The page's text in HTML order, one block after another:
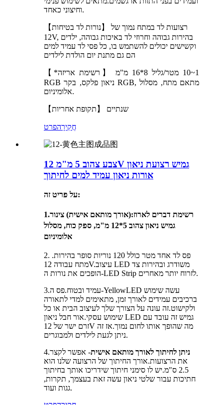
וחיצוני כאחד.
【נורות לד בטיחות】 רצועות לד במתח נמוך של
12V, בהירות גבוהה וחרוזי לד באיכות גבוהה, ילדים
וקשישים יכולים להשתמש בו, כל פסי לד עמיד למים
הם גם מתנת יום הולדת לילדים
【*רשימת אריזה】 1~10 מטר/גליל 8*16 מ"מ
RGB ניאון פלקס, בקר RGB, מתאם מתח, מסלול
אלומיניום.
【תקופת אחריות】 שנתיים
חֲקִירָהפרט
צבע צהוב 5 מ"מ 12V גמיש רצועת ניאון
אורות ניאון עמיד למים לחיתוך
על פריט זה:
1. רשימת דברים לארוז:(אורך מותאם אישית) צינור
גמיש ניאון צהוב 5*12 מ"מ, ספק כוח, מסלול
אלומיניום
2. פס לד אחד מטר כולל 120 נוריות סופר בהירות.
מתח עבודה 12V.עיצוב LED משודרג ובהירות צד
הופכים את נורות ה-LED Strip לזרוח יותר מאחרים.
3.עמיד ובטוח.פס ה-YellowLED עשה שימוש
ברכיבים עמידים לאורך זמן, מתאימים למדי לתאורה
ולקישוט.זה עונה על הצורך שלך לעיצוב הבית או כל
שימוש עסקי.אור חבל ניאון LED גמיש זה עובד עם
זרם ישר של 12V מה שהופך אותו לחום נמוך.אז זה
ניתן לגעת לילדים ולמבוגרים.
4.
ניתן לחיתוך לאורך מותאם אישית- אפשר לקצר
את הרצועות.אורך החיתוך של הרצועה שלנו הוא
2.5 ס"מ.יש לו סימני חיתוך שידריכו אותך בחיתוך
חתיכות עבור שלטי ניאון עשה זאת בעצמך, תקרות,
גגות ועוד.